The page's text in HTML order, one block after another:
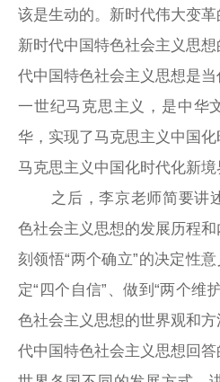
该是生动的。新时代伟大变
新时代中国特色社会主义思
代中国特色社会主义思想是
一世纪马克思主义，是中华
华，实现了马克思主义中国
马克思主义中国化时代化新境
之后，李京老师简要讲
色社会主义思想的发展历程
刻领悟“两个确立”的决定性
定“四个自信”、做到“两个维
色社会主义思想的世界观和
代中国特色社会主义思想回